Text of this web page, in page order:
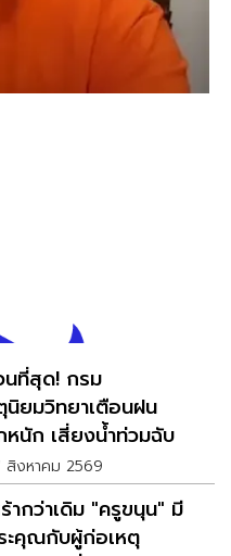
นที่สุด! กรม
นิยมวิทยาเตือนฝน
หนัก เสี่ยงน้ำท่วมฉับ
น
สิงหาคม 2569
ากว่าเดิม "ครูขนุน" มี
ะคุณกับผู้ก่อเหตุ